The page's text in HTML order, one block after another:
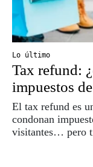
Lo último
Tax refund:
impuestos
El tax refund es
condonan
visitantes… pero